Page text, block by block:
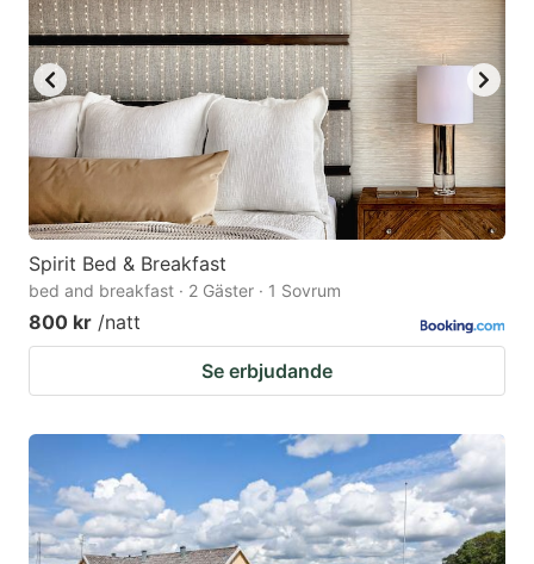
Spirit Bed & Breakfast
bed and breakfast · 2 Gäster · 1 Sovrum
800 kr /natt
Se erbjudande